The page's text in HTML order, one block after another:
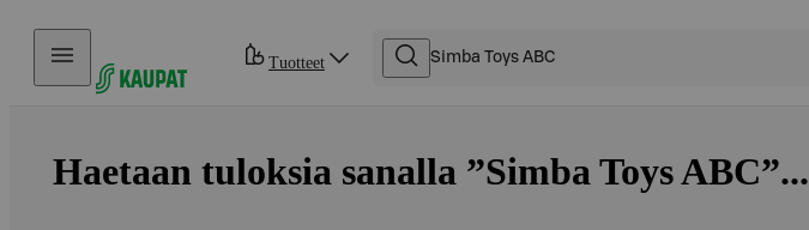
Hyppää sisältöön
Tuotteet
Haetaan tuloksia sanalla ”Simba Toys ABC”...